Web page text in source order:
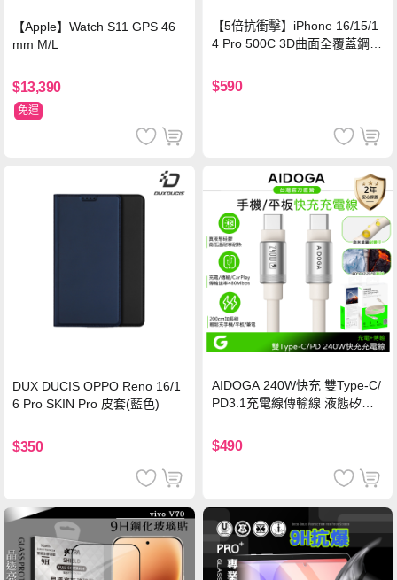
【Apple】Watch S11 GPS 46
mm M/L
$13,390
免運
【5倍抗衝擊】iPhone 16/15/1
4 Pro 500C 3D曲面全覆蓋鋼化
保護貼
$590
DUX DUCIS OPPO Reno 16/1
6 Pro SKIN Pro 皮套(藍色)
$350
AIDOGA 240W快充 雙Type-C/
PD3.1充電線傳輸線 液態矽膠
機/平板/筆電
$490